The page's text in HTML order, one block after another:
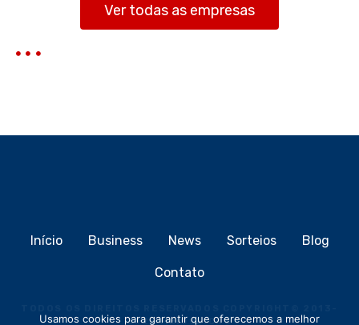
Ver todas as empresas
Início Business News Sorteios Blog
Contato
2026MEIOCLICK®
Usamos cookies para garantir que oferecemos a melhor